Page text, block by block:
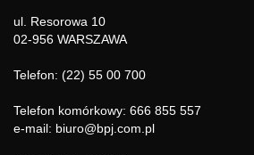
ul. Resorowa 10
02-956 WARSZAWA
Telefon: (22) 55 00 700
Telefon komórkowy: 666 855 557
e-mail: biuro@bpj.com.pl